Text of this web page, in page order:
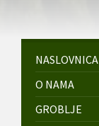
NASLOVNICA
O NAMA
GROBLJE